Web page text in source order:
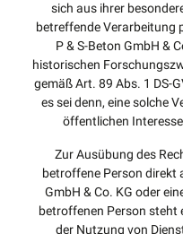
sich aus ihrer
betreffende Verarbeitung
P & S-Beton GmbH &
historischen
gemäß Art. 89 Abs. 1 DS-
es sei denn, eine solche
öffentlichen
Zur Ausübung des
betroffene Person direkt
GmbH & Co. KG oder
betroffenen Person steht
der Nutzung von